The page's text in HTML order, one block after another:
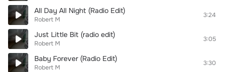
All Day All Night (Radio Edit)
Robert M
3:24
Just Little Bit (radio edit)
Robert M
3:05
Baby Forever (Radio Edit)
Robert M
3:30